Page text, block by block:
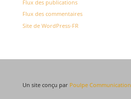
Flux des publications
Flux des commentaires
Site de WordPress-FR
Un site conçu par Poulpe Communication